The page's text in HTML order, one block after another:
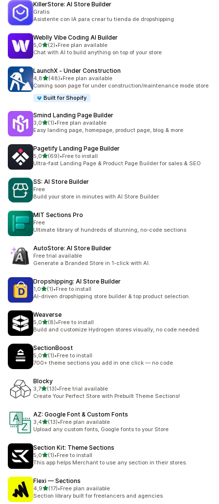
KillerStore: AI Store Builder
Gratis
Asistente con IA para crear tu tienda de dropshipping
Weblly Vibe Coding AI Builder
5,0z 5 hvězd
(2)
Celkový počet recenzí: 2
•Free plan available
Chat with AI to build anything on top of your store
LaunchX ‑ Under Construction
4,8z 5 hvězd
(48)
Celkový počet recenzí: 48
•Free plan available
Coming soon page for under construction/maintenance mode store
Built for Shopify
Smind Landing Page Builder
3,0z 5 hvězd
(1)
Celkový počet recenzí: 1
•Free plan available
Easy landing page, homepage, product page, blog & more
Pagetify Landing Page Builder
5,0z 5 hvězd
(69)
Celkový počet recenzí: 69
•Free to install
Ultra-fast Landing Page & Product Page Builder for sales & SEO
SS: AI Store Builder
Free
Build your store in minutes with AI Store Builder
MIT Sections Pro
Free
Ultimate library of hundreds of stunning, no-code sections
AutoStore: AI Store Builder
Free trial available
Generate a Branded Store in 1-click with AI.
Dropshipping: AI Store Builder
1,0z 5 hvězd
(1)
Celkový počet recenzí: 1
•Free to install
AI-driven dropshipping store builder & top product selection.
Weaverse
5,0z 5 hvězd
(8)
Celkový počet recenzí: 8
•Free to install
Build and customize Hydrogen stores visually, no code needed.
SectionBoost
5,0z 5 hvězd
(1)
Celkový počet recenzí: 1
•Free to install
700+ theme sections you add in one click — no code
Blocky
3,7z 5 hvězd
(13)
Celkový počet recenzí: 13
•Free trial available
Create Your Perfect Store with Prebuilt Theme Sections!
AZ: Google Font & Custom Fonts
3,4z 5 hvězd
(13)
Celkový počet recenzí: 13
•Free plan available
Upload any custom fonts, Google fonts to your Store
Section Kit: Theme Sections
5,0z 5 hvězd
(1)
Celkový počet recenzí: 1
•Free to install
This app helps Merchant to use any section in their stores.
Flexi — Sections
4,9z 5 hvězd
(17)
Celkový počet recenzí: 17
•Free plan available
Section library built for freelancers and agencies